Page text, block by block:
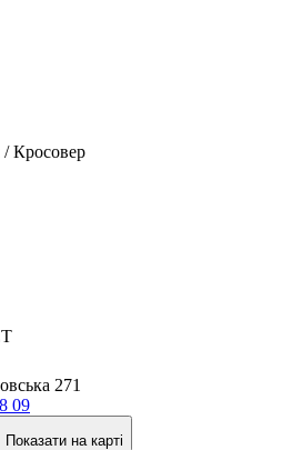
Кросовер
271
09
Показати на карті